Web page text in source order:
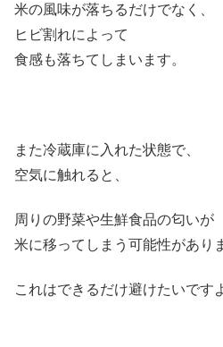
米の風味が落ちるだけでなく、
ヒビ割れによって
食感も落ちてしまいます。
また冷蔵庫に入れた状態で、
空気に触れると、
周りの野菜や生鮮食品の匂いが
米に移ってしまう可能性があり
これはできるだけ避けたいです